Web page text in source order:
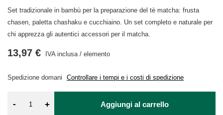
Set tradizionale in bambù per la preparazione del tè matcha: frusta
chasen, paletta chashaku e cucchiaino. Un set completo e naturale per
chi apprezza gli autentici accessori per il matcha.
Spedizione domani Controllare i tempi e i costi di spedizione
13,97 € IVA inclusa/ elemento
- + Aggiungi al carrello